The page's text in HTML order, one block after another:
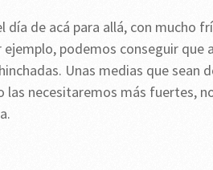
de acá para allá, con mucho
podemos conseguir que
Unas medias que sean
las necesitaremos más fuertes,